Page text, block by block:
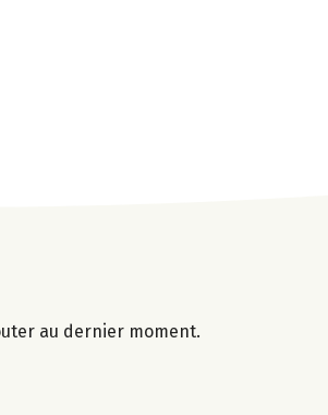
au dernier moment.